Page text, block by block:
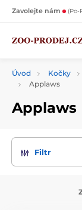
Zavolejte nám (Po-
Úvod Kočky
Applaws
Applaws
Filtr